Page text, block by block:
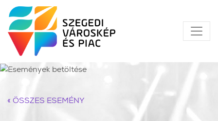
« ÖSSZES ESEMÉNY